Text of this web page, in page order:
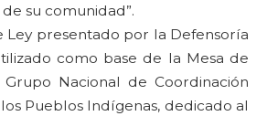
su comunidad”.
Ley presentado por la Defensoría
como base de la Mesa de
Nacional de Coordinación
Pueblos Indígenas, dedicado al